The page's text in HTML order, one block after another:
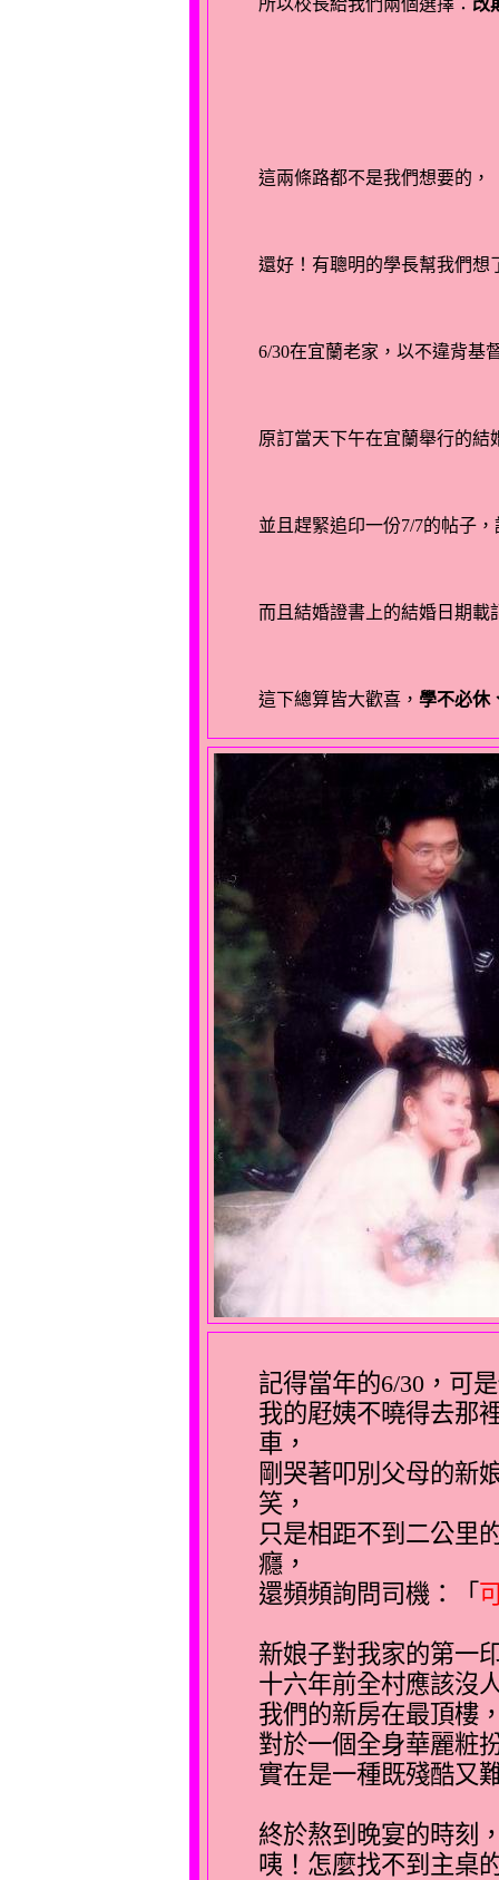
所以校長給我們兩個選擇： 改
這下總算皆大歡喜， 學不必休
記得當年的6/30，可
我的屘姨不曉得去那
車，
剛哭著叩別父母的新
笑，
只是相距不到二公里
癮，
還頻頻詢問司機：「
新娘子對我家的第一
十六年前全村應該沒
我們的新房在最頂樓
對於一個全身華麗粧
實在是一種既殘酷又
終於熬到晚宴的時刻
咦！怎麼找不到主桌